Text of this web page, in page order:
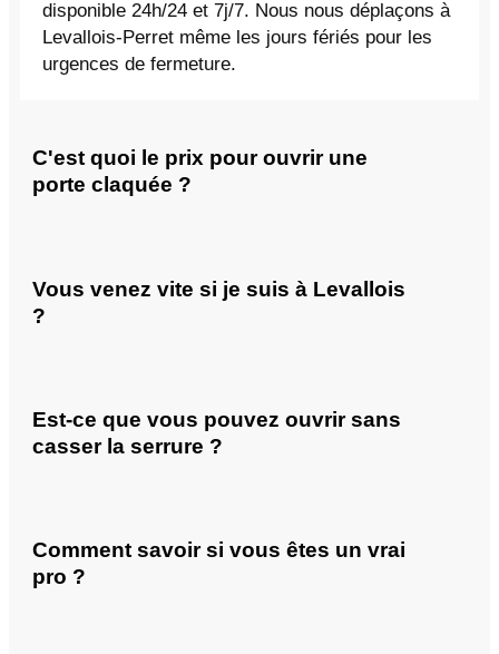
disponible 24h/24 et 7j/7. Nous nous déplaçons à
Levallois-Perret même les jours fériés pour les
urgences de fermeture.
C'est quoi le prix pour ouvrir une
porte claquée ?
Vous venez vite si je suis à Levallois
?
Est-ce que vous pouvez ouvrir sans
casser la serrure ?
Comment savoir si vous êtes un vrai
pro ?